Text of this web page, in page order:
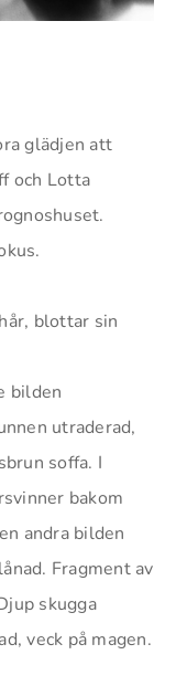
glädjen att
och Lotta
blottar sin
bilden
utraderad,
soffa. I
bakom
andra bilden
Fragment av
skugga
veck på magen.